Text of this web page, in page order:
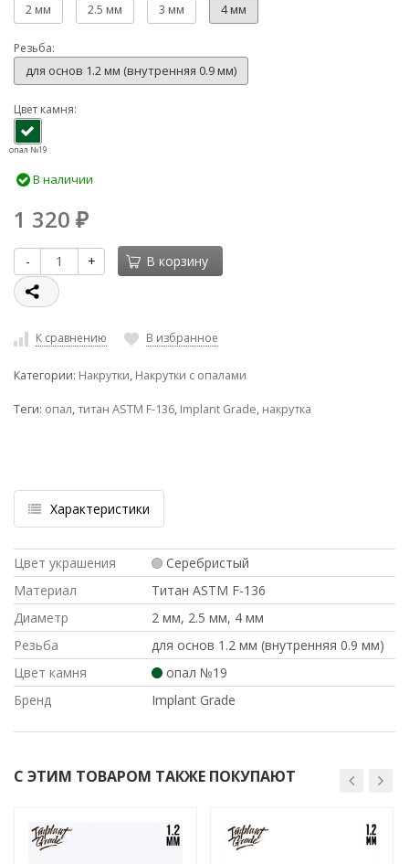
2 мм 2.5 мм 3 мм 4 мм
Резьба:
для основ 1.2 мм (внутренняя 0.9 мм)
Цвет камня:
опал №19
В наличии
1 320 ₽
- + В корзину
К сравнению В избранное
Категории: Накрутки, Накрутки с опалами
Теги: опал,титан ASTM F-136, Implant Grade, накрутка
Характеристики
Цвет украшения
Серебристый
Материал
Титан ASTM F-136
Диаметр
2 мм, 2.5 мм, 4 мм
Резьба
для основ 1.2 мм (внутренняя 0.9 мм)
Цвет камня
опал №19
Бренд
Implant Grade
С ЭТИМ ТОВАРОМ ТАКЖЕ ПОКУПАЮТ